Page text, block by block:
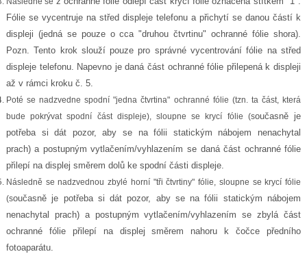
Fólie se vycentruje na střed displeje telefonu a přichytí se danou částí k
displeji (jedná se pouze o cca "druhou čtvrtinu" ochranné fólie shora).
Pozn. Tento krok slouží pouze pro správné vycentrování fólie na střed
displeje telefonu. Napevno je daná část ochranné fólie přilepená k displeji
až v rámci kroku č. 5.
Poté se nadzvedne spodní "jedna čtvrtina" ochranné fólie (tzn. ta část, která
bude pokrývat spodní část displeje), sloupne se krycí fólie (současně je
potřeba si dát pozor, aby se na fólii statickým nábojem nenachytal
prach)a postupným vytlačením/vyhlazením se daná část ochranné fólie
přilepí na displej směrem dolů ke spodní části displeje.
Následně se nadzvednou zbylé horní "tři čtvrtiny" fólie, sloupne se krycí fólie
(současně je potřeba si dát pozor, aby se na fólii statickým nábojem
nenachytal prach) a postupným vytlačením/vyhlazením se zbylá část
ochranné fólie přilepí na displej směrem nahoru k čočce předního
fotoaparátu.